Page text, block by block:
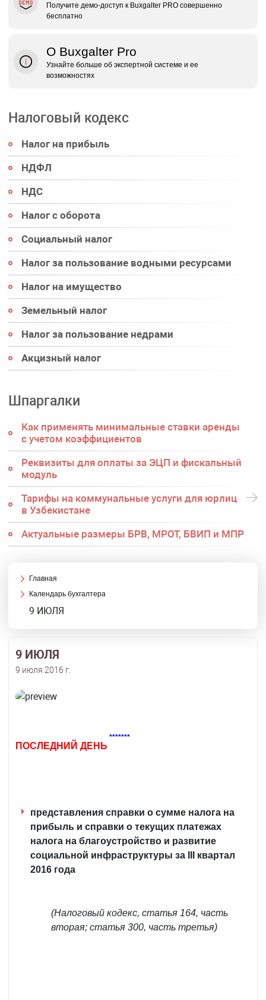
Получите демо‑доступ к Buxgalter PRO совершенно
бесплатно
О Buxgalter Pro
Узнайте больше об экспертной системе и ее
возможностях
Налоговый кодекс
Налог на прибыль
НДФЛ
НДС
Налог с оборота
Социальный налог
Налог за пользование водными ресурсами
Налог на имущество
Земельный налог
Налог за пользование недрами
Акцизный налог
Шпаргалки
Как применять минимальные ставки аренды
с учетом коэффициентов
Реквизиты для оплаты за ЭЦП и фискальный
модуль
Тарифы на коммунальные услуги для юрлиц
в Узбекистане
Актуальные размеры БРВ, МРОТ, БВИП и МПР
Главная
Календарь бухгалтера
9 ИЮЛЯ
9 ИЮЛЯ
9 июля 2016 г.
ПОСЛЕДНИЙ ДЕНЬ
*******
представления справки о сумме налога на
прибыль и справки о текущих платежах
налога на благоустройство и развитие
социальной инфраструктуры за III квартал
2016 года
(Налоговый кодекс, статья 164, часть
вторая; статья 300, часть третья)